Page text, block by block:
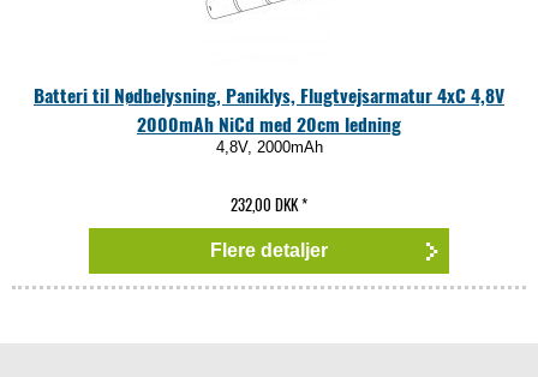
Batteri til Nødbelysning, Paniklys, Flugtvejsarmatur 4xC 4,8V
2000mAh NiCd med 20cm ledning
4,8V, 2000mAh
232,00 DKK*
Flere detaljer